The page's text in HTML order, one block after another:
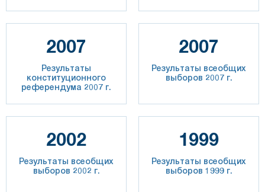
2007
Результаты
конституционного
референдума 2007 г.
2007
Результаты всеобщих
выборов 2007 г.
2002
Результаты всеобщих
выборов 2002 г.
1999
Результаты всеобщих
выборов 1999 г.